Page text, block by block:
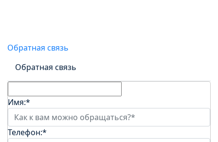
Обратная связь
Обратная связь
Имя:*
Телефон:*